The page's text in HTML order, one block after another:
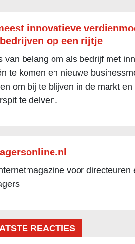
innovatieve
op een rijtje
van belang om als bedrijf met
te komen en nieuwe
om bij te blijven in de markt en
te delven.
voor directeuren
REACTIES